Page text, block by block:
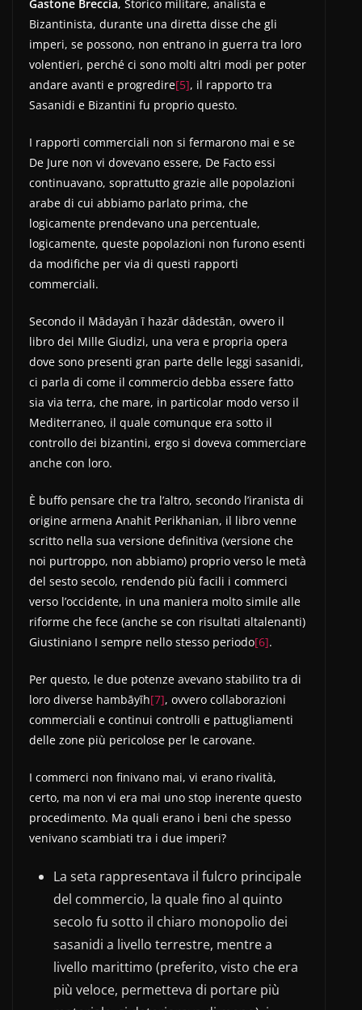
Gastone Breccia, Storico militare, analista e
Bizantinista, durante una diretta disse che gli
imperi, se possono, non entrano in guerra tra loro
volentieri, perché ci sono molti altri modi per poter
andare avanti e progredire[5], il rapporto tra
Sasanidi e Bizantini fu proprio questo.
I rapporti commerciali non si fermarono mai e se
De Jure non vi dovevano essere, De Facto essi
continuavano, soprattutto grazie alle popolazioni
arabe di cui abbiamo parlato prima, che
logicamente prendevano una percentuale,
logicamente, queste popolazioni non furono esenti
da modifiche per via di questi rapporti
commerciali.
Secondo il Mādayān ī hazār dādestān, ovvero il
libro dei Mille Giudizi, una vera e propria opera
dove sono presenti gran parte delle leggi sasanidi,
ci parla di come il commercio debba essere fatto
sia via terra, che mare, in particolar modo verso il
Mediterraneo, il quale comunque era sotto il
controllo dei bizantini, ergo si doveva commerciare
anche con loro.
È buffo pensare che tra l’altro, secondo l’iranista di
origine armena Anahit Perikhanian, il libro venne
scritto nella sua versione definitiva (versione che
noi purtroppo, non abbiamo) proprio verso le metà
del sesto secolo, rendendo più facili i commerci
verso l’occidente, in una maniera molto simile alle
riforme che fece (anche se con risultati altalenanti)
Giustiniano I sempre nello stesso periodo[6].
Per questo, le due potenze avevano stabilito tra di
loro diverse hambāyīh[7], ovvero collaborazioni
commerciali e continui controlli e pattugliamenti
delle zone più pericolose per le carovane.
I commerci non finivano mai, vi erano rivalità,
certo, ma non vi era mai uno stop inerente questo
procedimento. Ma quali erano i beni che spesso
venivano scambiati tra i due imperi?
La seta rappresentava il fulcro principale
del commercio, la quale fino al quinto
secolo fu sotto il chiaro monopolio dei
sasanidi a livello terrestre, mentre a
livello marittimo (preferito, visto che era
più veloce, permetteva di portare più